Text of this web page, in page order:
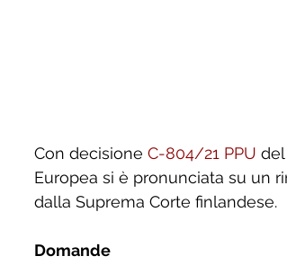
Con decisione C-804/21 PPU del
Europea si è pronunciata su un
dalla Suprema Corte finlandese.
Domande